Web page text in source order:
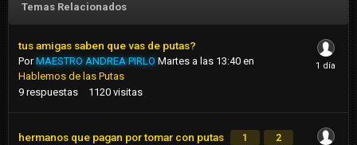
Temas Relacionados
tus amigas saben que vas de putas?
PorMAESTRO ANDREA PIRLO Martes a las 13:40 en
Hablemos de las Putas
9 respuestas 1120 visitas
hermanos que pagan por tomar con putas 1 2